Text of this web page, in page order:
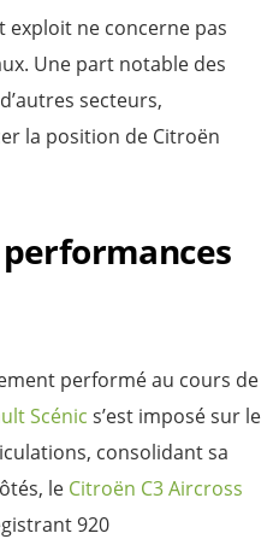
exploit ne concerne pas
Une part notable des
secteurs,
la position de Citroën
performé au cours de
Scénic s’est imposé sur le
consolidant sa
le Citroën C3 Aircross
920